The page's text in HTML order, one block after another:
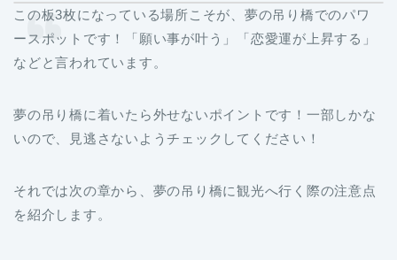
この板3枚になっている場所こそが、夢の吊り橋でのパワ
ースポットです！「願い事が叶う」「恋愛運が上昇する」
などと言われています。
夢の吊り橋に着いたら外せないポイントです！一部しかな
いので、見逃さないようチェックしてください！
それでは次の章から、夢の吊り橋に観光へ行く際の注意点
を紹介します。